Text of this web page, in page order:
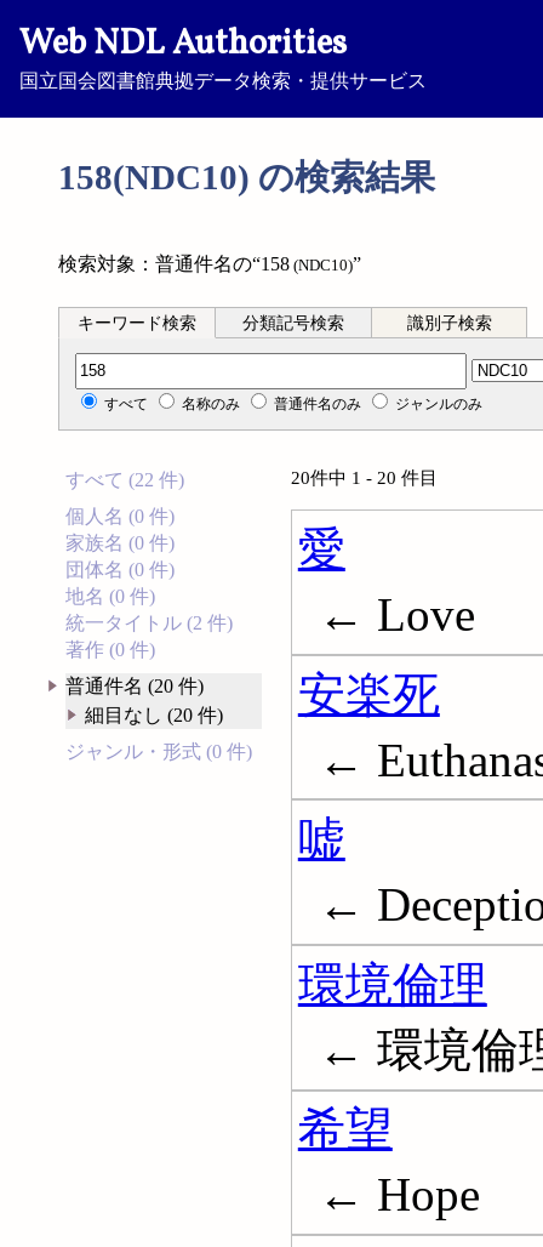
Web NDL Authorities
国立国会図書館典拠データ検索・提供サービス
158(NDC10) の検索結果
検索対象：普通件名の“158 (NDC10)”
キーワード検索 分類記号検索 識別子検索
分類記号検索
すべて 名称のみ 普通件名のみ ジャンルのみ
すべて (22 件)
個人名 (0 件)
家族名 (0 件)
団体名 (0 件)
地名 (0 件)
統一タイトル (2 件)
著作 (0 件)
普通件名 (20 件)
細目なし (20 件)
ジャンル・形式 (0 件)
20件中 1 - 20 件目
愛
← Love
安楽死
←
嘘
←
環境倫理
← 環境倫
希望
← Hope